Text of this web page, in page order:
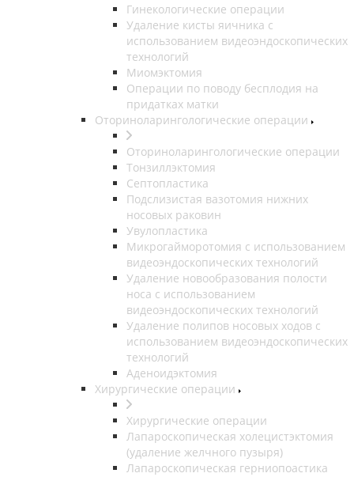
Гинекологические операции
Удаление кисты яичника с
использованием видеоэндоскопических
технологий
Миомэктомия
Операции по поводу бесплодия на
придатках матки
Оториноларингологические операции
Оториноларингологические операции
Тонзиллэктомия
Септопластика
Подслизистая вазотомия нижних
носовых раковин
Увулопластика
Микрогайморотомия с использованием
видеоэндоскопических технологий
Удаление новообразования полости
носа с использованием
видеоэндоскопических технологий
Удаление полипов носовых ходов с
использованием видеоэндоскопических
технологий
Аденоидэктомия
Хирургические операции
Хирургические операции
Лапароскопическая холецистэктомия
(удаление желчного пузыря)
Лапароскопическая герниопоастика